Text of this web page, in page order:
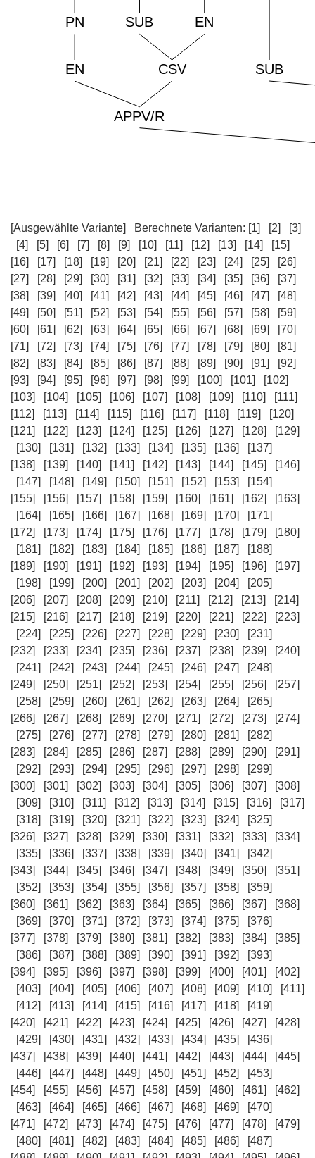
[Ausgewählte Variante] Berechnete Varianten: [1] [2]
[3]
[4]
[5] [6] [7] [8] [9] [10] [11] [12] [13] [14]
[15]
[16]
[17] [18] [19] [20] [21] [22] [23] [24] [25]
[26]
[27]
[28] [29] [30] [31] [32] [33] [34] [35] [36]
[37]
[38]
[39] [40] [41] [42] [43] [44] [45] [46] [47]
[48]
[49]
[50] [51] [52] [53] [54] [55] [56] [57] [58]
[59]
[60]
[61] [62] [63] [64] [65] [66] [67] [68] [69]
[70]
[71]
[72] [73] [74] [75] [76] [77] [78] [79] [80]
[81]
[82]
[83] [84] [85] [86] [87] [88] [89] [90] [91]
[92]
[93]
[94] [95] [96] [97] [98] [99] [100] [101]
[102]
[103]
[104] [105] [106] [107] [108] [109] [110]
[111]
[112]
[113] [114] [115] [116] [117] [118] [119]
[120]
[121]
[122] [123] [124] [125] [126] [127] [128]
[129]
[130]
[131] [132] [133] [134] [135] [136]
[137]
[138]
[139] [140] [141] [142] [143] [144] [145]
[146]
[147]
[148] [149] [150] [151] [152] [153]
[154]
[155]
[156] [157] [158] [159] [160] [161] [162]
[163]
[164]
[165] [166] [167] [168] [169] [170]
[171]
[172]
[173] [174] [175] [176] [177] [178] [179]
[180]
[181]
[182] [183] [184] [185] [186] [187]
[188]
[189]
[190] [191] [192] [193] [194] [195] [196]
[197]
[198]
[199] [200] [201] [202] [203] [204]
[205]
[206]
[207] [208] [209] [210] [211] [212] [213]
[214]
[215]
[216] [217] [218] [219] [220] [221] [222]
[223]
[224]
[225] [226] [227] [228] [229] [230]
[231]
[232]
[233] [234] [235] [236] [237] [238] [239]
[240]
[241]
[242] [243] [244] [245] [246] [247]
[248]
[249]
[250] [251] [252] [253] [254] [255] [256]
[257]
[258]
[259] [260] [261] [262] [263] [264]
[265]
[266]
[267] [268] [269] [270] [271] [272] [273]
[274]
[275]
[276] [277] [278] [279] [280] [281]
[282]
[283]
[284] [285] [286] [287] [288] [289] [290]
[291]
[292]
[293] [294] [295] [296] [297] [298]
[299]
[300]
[301] [302] [303] [304] [305] [306] [307]
[308]
[309]
[310] [311] [312] [313] [314] [315] [316]
[317]
[318]
[319] [320] [321] [322] [323] [324]
[325]
[326]
[327] [328] [329] [330] [331] [332] [333]
[334]
[335]
[336] [337] [338] [339] [340] [341]
[342]
[343]
[344] [345] [346] [347] [348] [349] [350]
[351]
[352]
[353] [354] [355] [356] [357] [358]
[359]
[360]
[361] [362] [363] [364] [365] [366] [367]
[368]
[369]
[370] [371] [372] [373] [374] [375]
[376]
[377]
[378] [379] [380] [381] [382] [383] [384]
[385]
[386]
[387] [388] [389] [390] [391] [392]
[393]
[394]
[395] [396] [397] [398] [399] [400] [401]
[402]
[403]
[404] [405] [406] [407] [408] [409] [410]
[411]
[412]
[413] [414] [415] [416] [417] [418]
[419]
[420]
[421] [422] [423] [424] [425] [426] [427]
[428]
[429]
[430] [431] [432] [433] [434] [435]
[436]
[437]
[438] [439] [440] [441] [442] [443] [444]
[445]
[446]
[447] [448] [449] [450] [451] [452]
[453]
[454]
[455] [456] [457] [458] [459] [460] [461]
[462]
[463]
[464] [465] [466] [467] [468] [469]
[470]
[471]
[472] [473] [474] [475] [476] [477] [478]
[479]
[480]
[481] [482] [483] [484] [485] [486]
[487]